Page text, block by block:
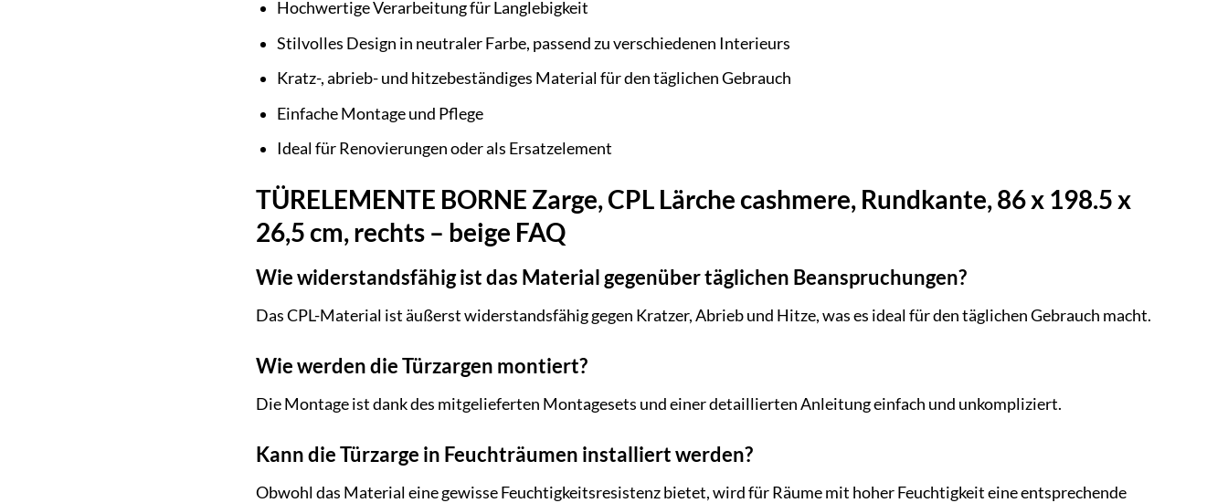
Hochwertige Verarbeitung für Langlebigkeit
Stilvolles Design in neutraler Farbe, passend zu verschiedenen Interieurs
Kratz-, abrieb- und hitzebeständiges Material für den täglichen Gebrauch
Einfache Montage und Pflege
Ideal für Renovierungen oder als Ersatzelement
TÜRELEMENTE BORNE Zarge, CPL Lärche cashmere, Rundkante, 86 x 198.5 x
26,5 cm, rechts – beige FAQ
Wie widerstandsfähig ist das Material gegenüber täglichen Beanspruchungen?
Das CPL-Material ist äußerst widerstandsfähig gegen Kratzer, Abrieb und Hitze, was es ideal für den täglichen Gebrauch macht.
Wie werden die Türzargen montiert?
Die Montage ist dank des mitgelieferten Montagesets und einer detaillierten Anleitung einfach und unkompliziert.
Kann die Türzarge in Feuchträumen installiert werden?
Obwohl das Material eine gewisse Feuchtigkeitsresistenz bietet, wird für Räume mit hoher Feuchtigkeit eine entsprechende